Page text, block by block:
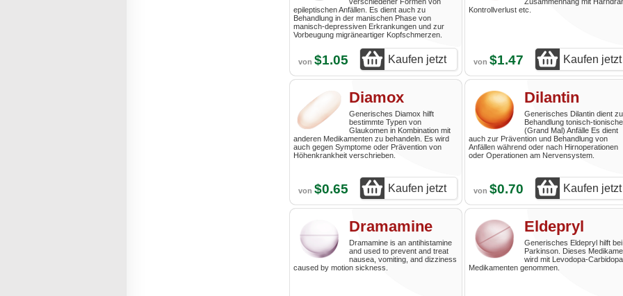
epileptischen Anfällen. Es dient auch zu
Behandlung in der manischen Phase von
manisch-depressiven Erkrankungen und zur
Vorbeugung migräneartiger Kopfschmerzen.
von $1.05 Kaufen jetzt
Kontrollverlust etc.
von $1.47 Kaufen jetzt
Diamox
Generisches Diamox hilft
bestimmte Typen von
Glaukomen in Kombination mit
anderen Medikamenten zu behandeln. Es wird
auch gegen Symptome oder Prävention von
Höhenkrankheit verschrieben.
von $0.65 Kaufen jetzt
Dilantin
Generisches Dilantin dient
Behandlung tonisch-
(Grand Mal) Anfälle Es dient
auch zur Prävention und Behandlung von
Anfällen während oder nach Hirnoperationen
oder Operationen am Nervensystem.
von $0.70 Kaufen jetzt
Dramamine
Dramamine is an antihistamine
and used to prevent and treat
nausea, vomiting, and dizziness
caused by motion sickness.
Eldepryl
Generisches Eldepryl hilft bei
Parkinson. Dieses
wird mit Levodopa-Carbidopa
Medikamenten genommen.